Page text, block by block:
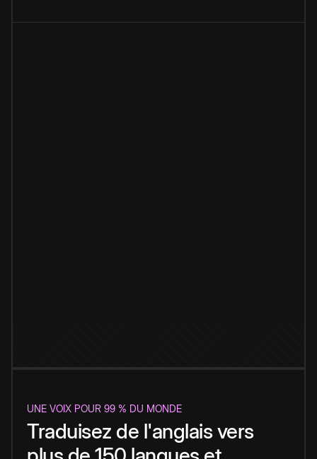
UNE VOIX POUR 99 % DU MONDE
Traduisez de l'anglais vers